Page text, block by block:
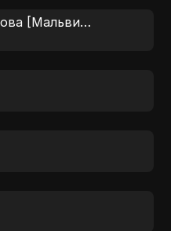
Фолклендские острова [Мальвинские]